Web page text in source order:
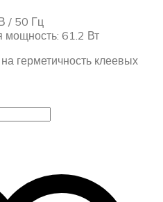
/ 50 Гц
мощность: 61.2 Вт
герметичность клеевых